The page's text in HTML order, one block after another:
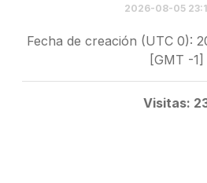
2026-08-05
Fecha de creación (UTC 0):
[GMT -1]
Visitas: